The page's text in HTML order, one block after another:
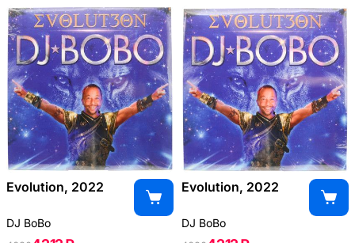
Evolution, 2022
DJ BoBo
Evolution, 2022
DJ BoBo